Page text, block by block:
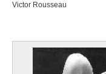
Victor Rousseau